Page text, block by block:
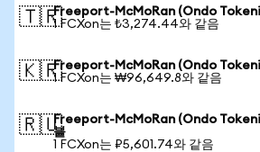
🇹🇷Freeport-McMoRan (Ondo
1 FCXon는 ₺3,274.44와 같음
🇰🇷Freeport-McMoRan (Ondo
1 FCXon는 ₩96,649.8와 같음
🇷🇺Freeport-McMoRan (Ondo
블
1 FCXon는 ₽5,601.74와 같음